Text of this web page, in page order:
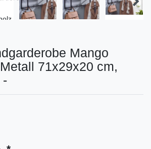
Mango
71x29x20 cm,
-